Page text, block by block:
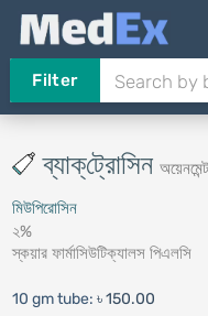
Filter
ব্যাক্‌ট্রোসিন অয়েনমেন্ট
মিউপিরোসিন
২%
স্কয়ার ফার্মাসিউটিক্যালস পিএলসি
10 gm tube: ৳ 150.00